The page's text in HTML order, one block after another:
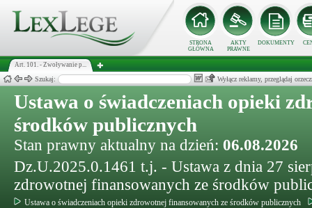
STRONA
GŁÓWNA
AKTY
PRAWNE
DOKUMENTY
Art. 101. - Zwoływanie p...
Szukaj: Wyłącz reklamy, przeglądaj
Ustawa o świadczeniach opieki
środków publicznych
Stan prawny aktualny na dzień: 06.08.2026
Dz.U.2025.0.1461 t.j. - Ustawa z dnia 27
zdrowotnej finansowanych ze środków
Ustawa o świadczeniach opieki zdrowotnej finansowanych ze środków publicznych